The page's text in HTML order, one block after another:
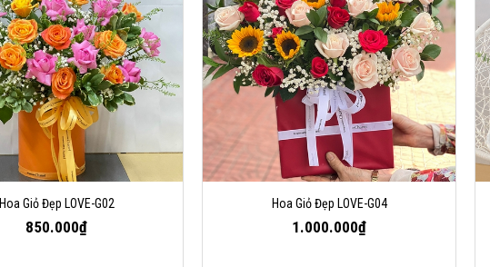
Hoa Giỏ Đẹp LOVE-G02
850.000₫
Hoa Giỏ Đẹp LOVE-G04
1.000.000₫